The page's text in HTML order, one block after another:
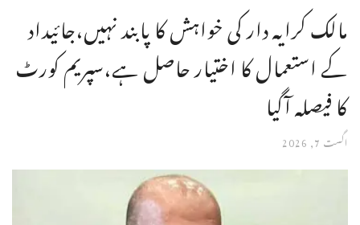
مالک کرایہ دار کی خواہش کا پابند نہیں،جائیداد
کے استعمال کا اختیار حاصل ہے،سپریم کورٹ
کا فیصلہ آگیا
اگست 7, 2026